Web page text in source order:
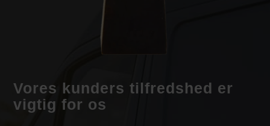
Vores kunders tilfredshed er
vigtig for os